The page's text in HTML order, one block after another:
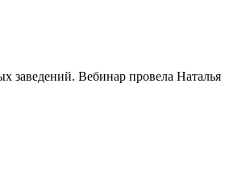
заведений. Вебинар провела Наталья